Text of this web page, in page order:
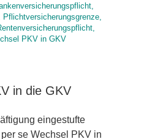
PKV in GKV
in die GKV
eingestufte
se Wechsel PKV in